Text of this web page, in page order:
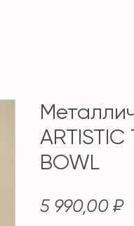
ARTISTIC
BOWL
5 990,00 ₽